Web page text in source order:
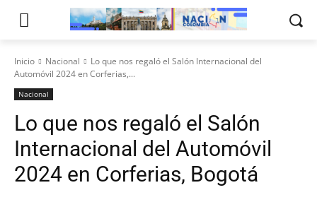
Inicio Nacional
Lo que nos regaló el Salón Internacional del
Automóvil 2024 en Corferias,...
Nacional
Lo que nos regaló el Salón
Internacional del Automóvil
2024 en Corferias, Bogotá